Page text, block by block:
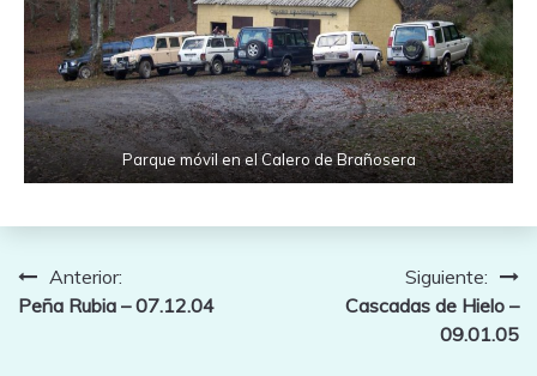
Parque móvil en el Calero de Brañosera
Navegación
Anterior:
Peña Rubia – 07.12.04
Siguiente:
Cascadas de Hielo –
09.01.05